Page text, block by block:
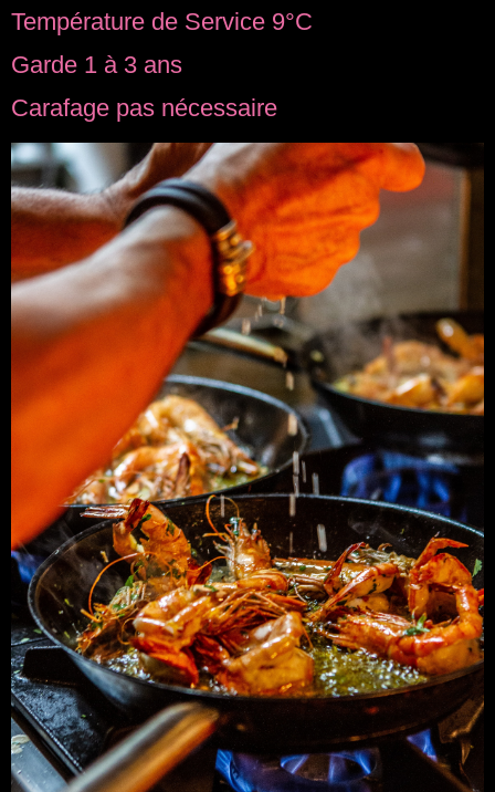
Température de Service 9°C
Garde 1 à 3 ans
Carafage pas nécessaire